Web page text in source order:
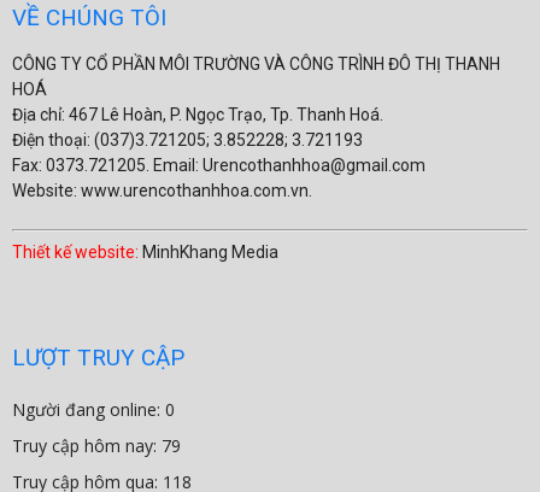
VỀ CHÚNG TÔI
CÔNG TY CỔ PHẦN MÔI TRƯỜNG VÀ CÔNG TRÌNH ĐÔ THỊ THANH
HOÁ
Địa chỉ: 467 Lê Hoàn, P. Ngọc Trạo, Tp. Thanh Hoá.
Điện thoại: (037)3.721205; 3.852228; 3.721193
Fax: 0373.721205. Email: Urencothanhhoa@gmail.com
Website: www.urencothanhhoa.com.vn.
Thiết kế website: MinhKhang Media
LƯỢT TRUY CẬP
Người đang online: 0
Truy cập hôm nay: 79
Truy cập hôm qua: 118